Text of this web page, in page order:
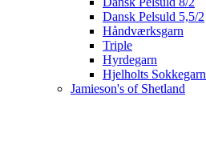
Dansk Pelsuld 5,5/2
Håndværksgarn
Triple
Hyrdegarn
Hjelholts Sokkegarn
Jamieson's of Shetland